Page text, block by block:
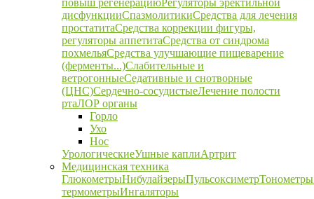
повыш регенерациюРегуляторы эректильной
дисфункцииСпазмолитикиСредства для лечения
простатитаСредства коррекции фигуры,
регуляторы аппетитаСредства от синдрома
похмельяСредства улучшающие пищеварение
(ферменты...)Слабительные и
ветрогонныеСедативные и снотворные
(ЦНС)Сердечно-сосудистыеЛечение полости
ртаЛОР органы
Горло
Ухо
Нос
УрологическиеУшные каплиАртрит
Медицинская техника
ГлюкометрыНибулайзерыПульсоксиметрТонометры
термометрыИнгаляторы